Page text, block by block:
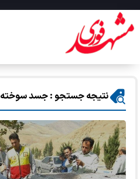
نتیجه جستجو : جسد سوخته